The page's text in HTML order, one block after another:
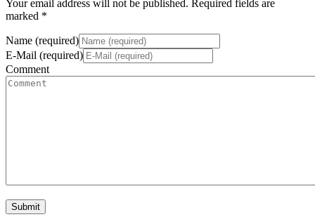
Your email address will not be published. Required fields are
marked *
Name (required)
E-Mail (required)
Comment